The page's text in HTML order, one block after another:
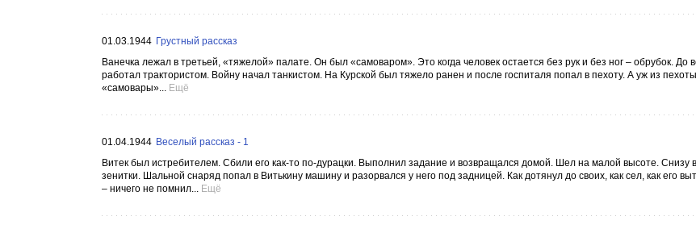
01.03.1944 Грустный рассказ
Ванечка лежал в третьей, «тяжелой» палате. Он был «самоваром». Это когда человек остается без рук и без ног – обрубок. До
работал трактористом. Войну начал танкистом. На Курской был тяжело ранен и после госпиталя попал в пехоту. А уж из
«самовары»... Ещё
01.04.1944 Веселый рассказ - 1
Витек был истребителем. Сбили его как-то по-дурацки. Выполнил задание и возвращался домой. Шел на малой высоте. Снизу
зенитки. Шальной снаряд попал в Витькину машину и разорвался у него под задницей. Как дотянул до своих, как сел, как его
– ничего не помнил... Ещё